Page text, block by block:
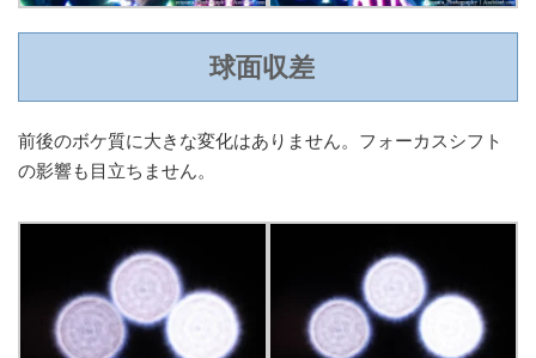
球面収差
前後のボケ質に大きな変化はありません。フォーカスシフト
の影響も目立ちません。